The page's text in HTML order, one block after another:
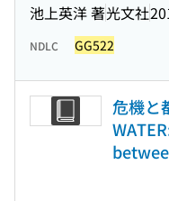
池上英洋 著光文社
NDLC GG522
危機と